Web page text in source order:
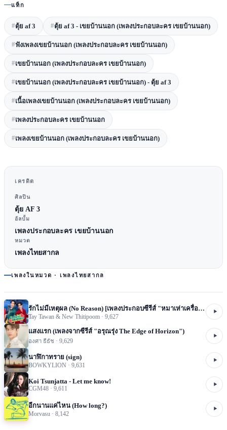
แท็ก
#ตุ้ย af 3 #ตุ้ย af 3 - เขยบ้านนอก (เพลงประกอบละคร เขยบ้านนอก)
#ฟังเพลงเขยบ้านนอก (เพลงประกอบละคร เขยบ้านนอก)
#เขยบ้านนอก (เพลงประกอบละคร เขยบ้านนอก)
#เขยบ้านนอก (เพลงประกอบละคร เขยบ้านนอก) - ตุ้ย af 3
#เนื้อเพลงเขยบ้านนอก (เพลงประกอบละคร เขยบ้านนอก)
#เพลงประกอบละคร เขยบ้านนอก
#เพลงเขยบ้านนอก (เพลงประกอบละคร เขยบ้านนอก)
เครดิต
ศิลปิน
ตุ้ย AF 3
อัลบั้ม
เพลงประกอบละคร เขยบ้านนอก
หมวด
เพลงไทยสากล
เพลงในหมวด · เพลงไทยสากล
รักไม่มีเหตุผล (No Reason) [เพลงประกอบซีรีส์ "หมาเห่าเครื่องบิน A Dog And A Plane"]
Tay Tawan & New Thitipoom · 9,627
แสงแรก (เพลงจากซีรีส์ "อรุณรุ่ง The Edge of Horizon")
องศา ธีธัช · 9,629
นาฬิกาทราย (sign)
BOWKYLION · 9,631
Koi Tsunjatta - Let me know!
CGM48 · 9,611
อีกนานแค่ไหน (How long?)
Morvasu · 8,142